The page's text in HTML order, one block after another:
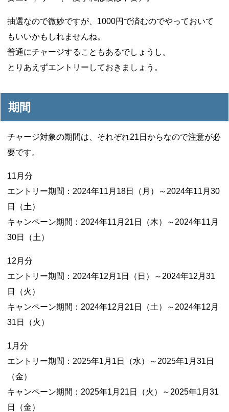
抽選なので微妙ですが、1000円で済むのでやっておいて
もいいかもしれませんね。
普通にチャージすることもあるでしょうし。
とりあえずエントリーしておきましょう。
期間
チャージ対象の期間は、それぞれ21日からなので注意が必
要です。
11月分
エントリー期間：2024年11月18日（月）～2024年11月30
日（土）
キャンペーン期間：2024年11月21日（木）～2024年11月
30日（土）
12月分
エントリー期間：2024年12月1日（日）～2024年12月31
日（火）
キャンペーン期間：2024年12月21日（土）～2024年12月
31日（火）
1月分
エントリー期間：2025年1月1日（水）～2025年1月31日
（金）
キャンペーン期間：2025年1月21日（火）～2025年1月31
日（金）